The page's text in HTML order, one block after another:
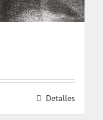
Detalles